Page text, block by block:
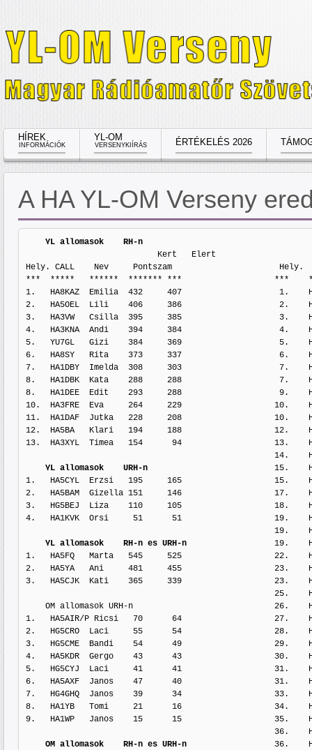
HÍREK
INFORMÁCIÓK
YL-OM
VERSENYKIÍRÁS ÉRTÉKELÉS 2026
A HA YL-OM Verseny
YL allomasok    RH-n
Hely. CALL    Nev     Pontszam                      Hely.
***  *****   ******  ******* ***                   ***
1.   HA8KAZ  Emilia  432     407                    1.
2.   HA5OEL  Lili    406     386                    2.
3.   HA3VW   Csilla  395     385                    3.
4.   HA3KNA  Andi    394     384                    4.
5.   YU7GL   Gizi    384     369                    5.
6.   HA8SY   Rita    373     337                    6.
7.   HA1DBY  Imelda  308     303                    7.
8.   HA1DBK  Kata    288     288                    7.
8.   HA1DEE  Edit    293     288                    9.
10.  HA3FRE  Eva     264     229                   10.
11.  HA1DAF  Jutka   228     208                   10.
12.  HA5BA   Klari   194     188                   12.
13.  HA3XYL  Timea   154      94                   13.
YL allomasok    URH-n
15.
1.   HA5CYL  Erzsi   195     165                   15.
2.   HA5BAM  Gizella 151     146                   17.
3.   HG5BEJ  Liza    110     105                   18.
4.   HA1KVK  Orsi     51      51                   19.
YL allomasok    RH-n es URH-n
19.
1.   HA5FQ   Marta   545     525                   22.
2.   HA5YA   Ani     481     455                   23.
3.   HA5CJK  Kati    365     339                   23.
1.   HA5AIR/P Ricsi   70      64                   27.
2.   HG5CRO  Laci     55      54                   28.
3.   HG5CME  Bandi    54      49                   29.
4.   HA5KDR  Gergo    43      43                   30.
5.   HG5CYJ  Laci     41      41                   31.
6.   HA5AXF  Janos    47      40                   31.
7.   HG4GHQ  Janos    39      34                   33.
8.   HA1YB   Tomi     21      16                   34.
9.   HA1WP   Janos    15      15                   35.
OM allomasok    RH-n es URH-n
36.